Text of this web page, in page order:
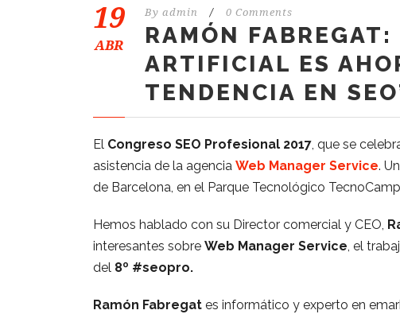
19
ABR
By admin / 0 Comments
RAMÓN
ARTIFICIAL ES
TENDENCIA EN
El Congreso SEO Profesional 2017, que se
asistencia de la agencia Web Manager Service.
de Barcelona, en el Parque Tecnológico
Hemos hablado con su Director comercial y CEO,
interesantes sobre Web Manager Service, el
del 8º #seopro.
Ramón Fabregat es informático y experto en